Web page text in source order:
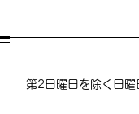
第2日曜日を除く